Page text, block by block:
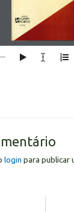
06
6l
1Sil~~~)IS~ ~~
"1~"11~~)~1·1
login para publicar